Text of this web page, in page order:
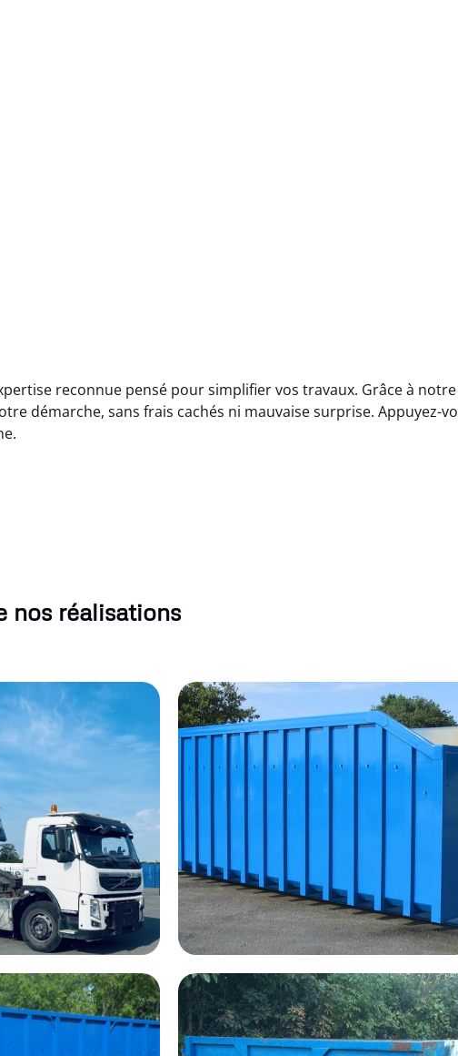
reconnue pensé pour simplifier vos travaux. Grâce à
démarche, sans frais cachés ni mauvaise surprise. Appuyez-
nos réalisations